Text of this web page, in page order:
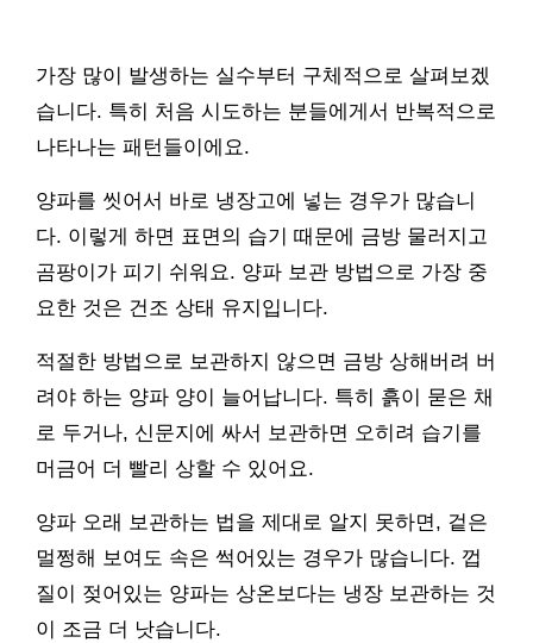
가장 많이 발생하는 실수부터 구체적으로 살펴보겠
습니다. 특히 처음 시도하는 분들에게서 반복적으로
나타나는 패턴들이에요.
양파를 씻어서 바로 냉장고에 넣는 경우가 많습니
다. 이렇게 하면 표면의 습기 때문에 금방 물러지고
곰팡이가 피기 쉬워요. 양파 보관 방법으로 가장 중
요한 것은 건조 상태 유지입니다.
적절한 방법으로 보관하지 않으면 금방 상해버려 버
려야 하는 양파 양이 늘어납니다. 특히 흙이 묻은 채
로 두거나, 신문지에 싸서 보관하면 오히려 습기를
머금어 더 빨리 상할 수 있어요.
양파 오래 보관하는 법을 제대로 알지 못하면, 겉은
멀쩡해 보여도 속은 썩어있는 경우가 많습니다. 껍
질이 젖어있는 양파는 상온보다는 냉장 보관하는 것
이 조금 더 낫습니다.